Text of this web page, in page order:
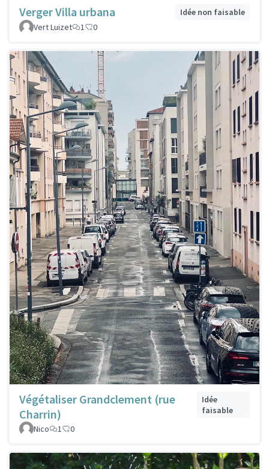
Verger Villa urbana
Idée non faisable
Vert Luizet
1 0
Végétaliser Grandclement (rue
Charrin)
Idée
faisable
Nico
1 0